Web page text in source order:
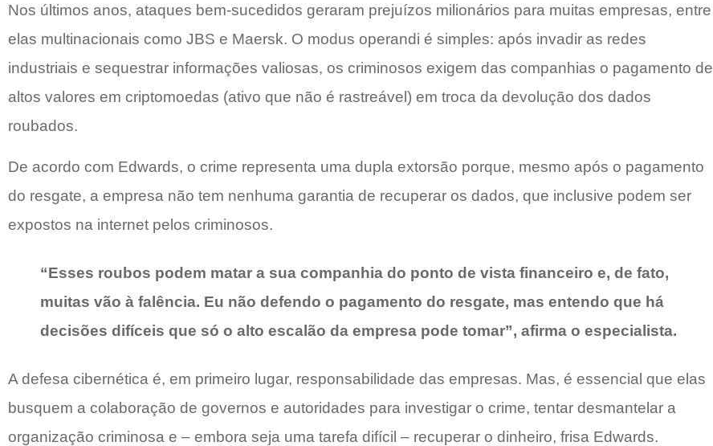
Nos últimos anos, ataques bem-sucedidos geraram prejuízos milionários para muitas empresas, entre
elas multinacionais como JBS e Maersk. O modus operandi é simples: após invadir as redes
industriais e sequestrar informações valiosas, os criminosos exigem das companhias o pagamento de
altos valores em criptomoedas (ativo que não é rastreável) em troca da devolução dos dados
roubados.
De acordo com Edwards, o crime representa uma dupla extorsão porque, mesmo após o pagamento
do resgate, a empresa não tem nenhuma garantia de recuperar os dados, que inclusive podem ser
expostos na internet pelos criminosos.
“Esses roubos podem matar a sua companhia do ponto de vista financeiro e, de fato,
muitas vão à falência. Eu não defendo o pagamento do resgate, mas entendo que há
decisões difíceis que só o alto escalão da empresa pode tomar”, afirma o especialista.
A defesa cibernética é, em primeiro lugar, responsabilidade das empresas. Mas, é essencial que elas
busquem a colaboração de governos e autoridades para investigar o crime, tentar desmantelar a
organização criminosa e – embora seja uma tarefa difícil – recuperar o dinheiro, frisa Edwards.